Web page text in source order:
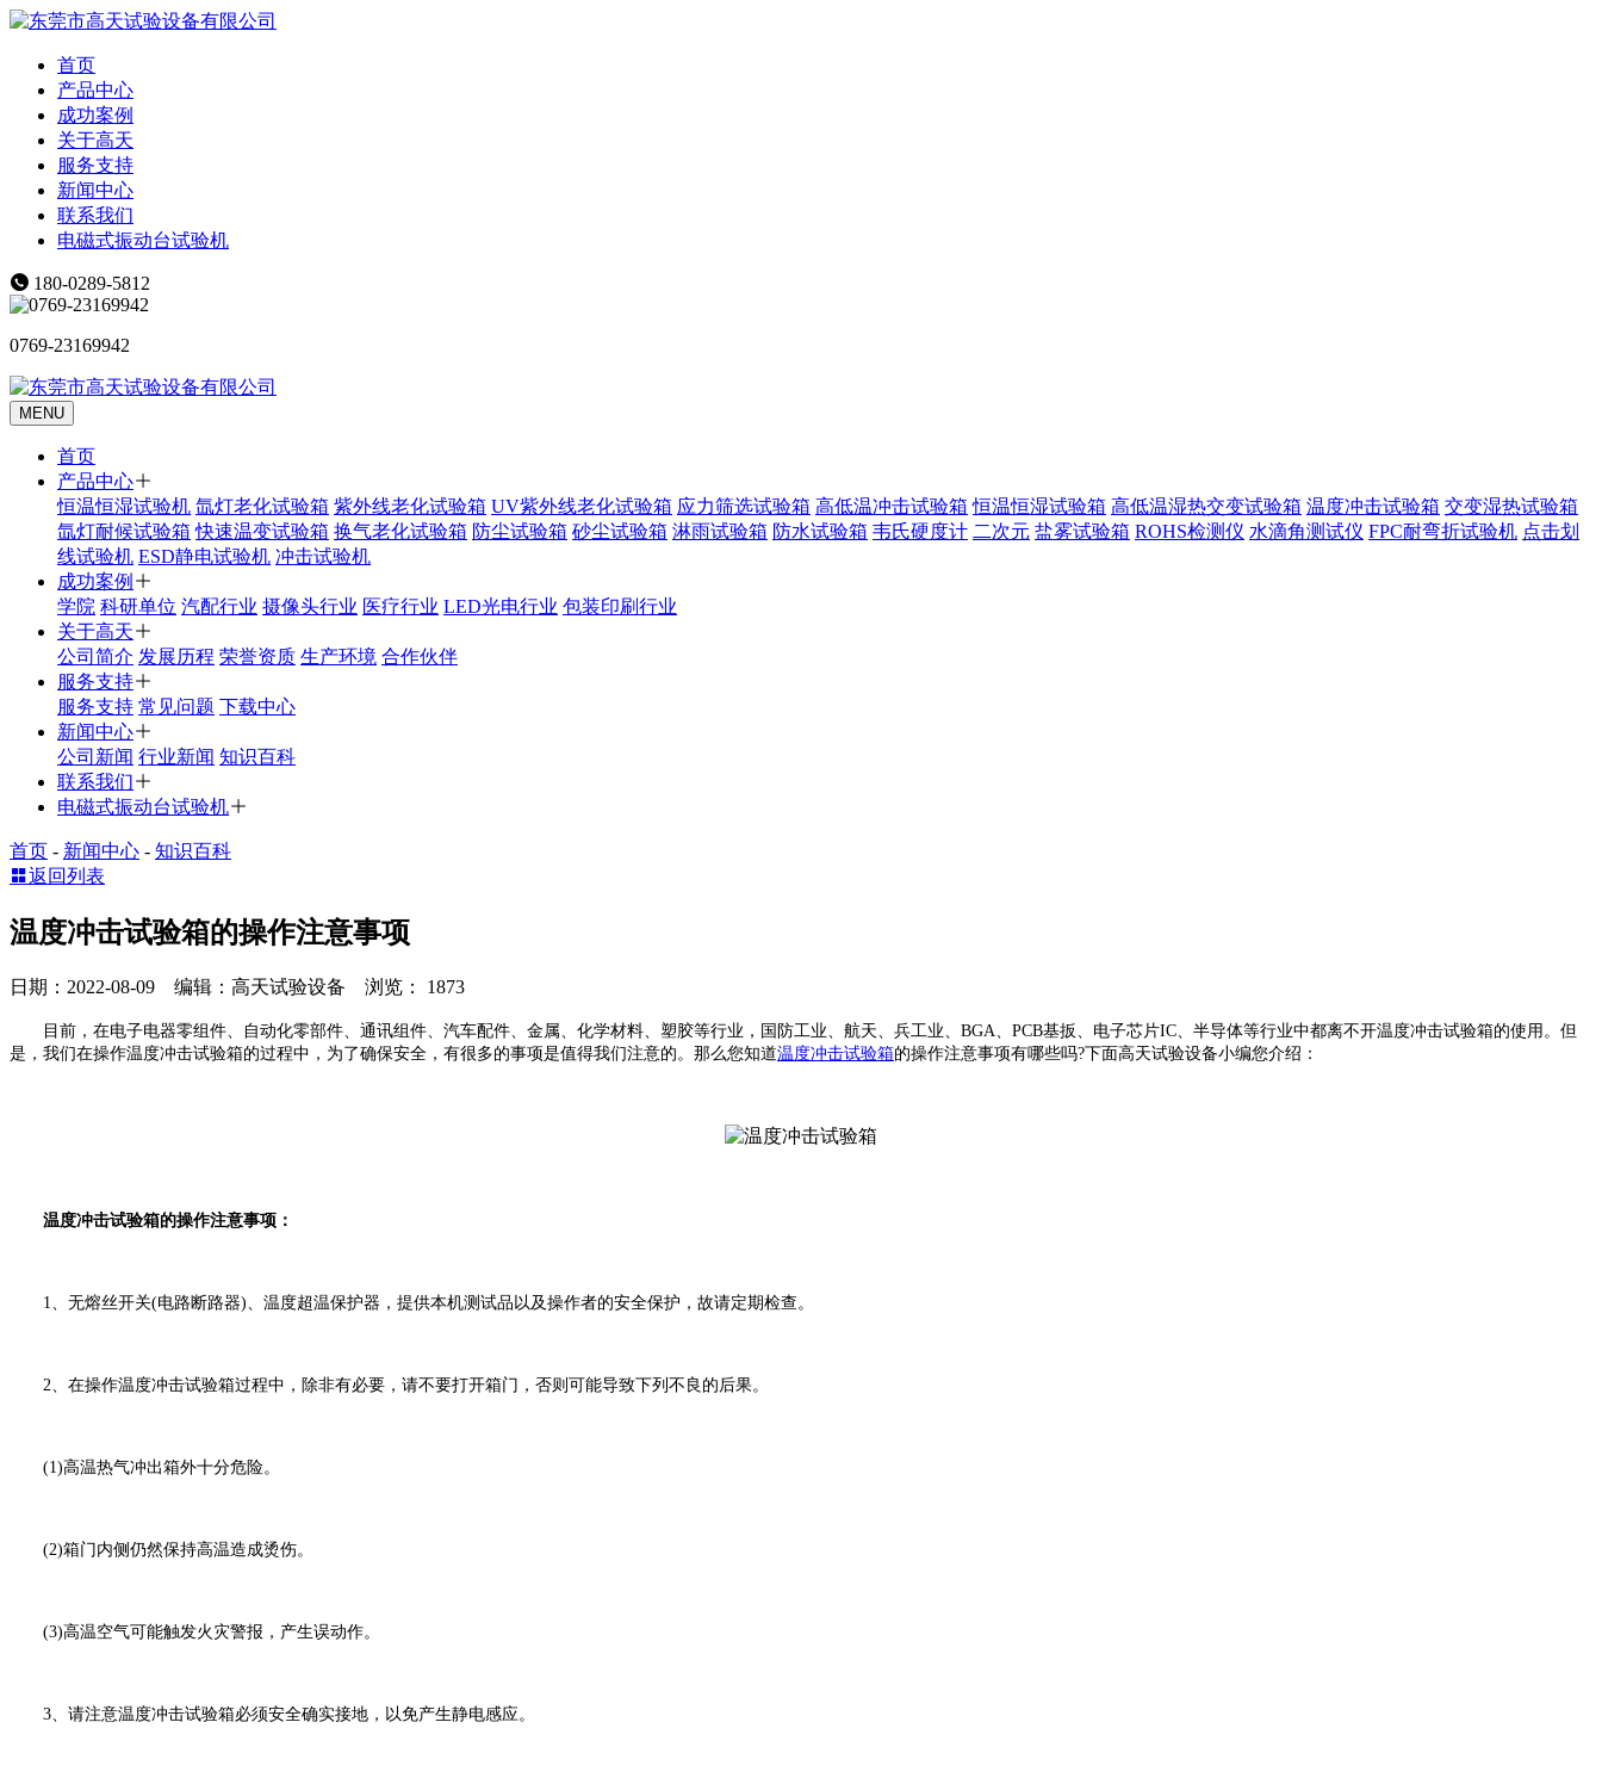
首页
产品中心
成功案例
关于高天
服务支持
新闻中心
联系我们
电磁式振动台试验机
180-0289-5812
0769-23169942
MENU
首页
产品中心
恒温恒湿试验机 氙灯老化试验箱 紫外线老化试验箱 UV紫外线老化试验箱 应力筛选试验箱 高低温冲击试验箱 恒温恒湿试验箱 高低温湿热交变试验箱 温度冲击试验箱 交变湿热试验箱
氙灯耐候试验箱 快速温变试验箱 换气老化试验箱 防尘试验箱 砂尘试验箱 淋雨试验箱 防水试验箱 韦氏硬度计 二次元 盐雾试验箱 ROHS检测仪 水滴角测试仪 FPC耐弯折试验机 点击划
线试验机 ESD静电试验机 冲击试验机
成功案例
学院 科研单位 汽配行业 摄像头行业 医疗行业 LED光电行业 包装印刷行业
关于高天
公司简介 发展历程 荣誉资质 生产环境 合作伙伴
服务支持
服务支持 常见问题 下载中心
新闻中心
公司新闻 行业新闻 知识百科
联系我们
电磁式振动台试验机
首页 - 新闻中心 - 知识百科
返回列表
温度冲击试验箱的操作注意事项
日期：2022-08-09 编辑：高天试验设备 浏览： 1873
目前，在电子电器零组件、自动化零部件、通讯组件、汽车配件、金属、化学材料、塑胶等行业，国防工业、航天、兵工业、BGA、PCB基扳、电子芯片IC、半导体等行业中都离不开温度冲击试验箱的使用。但
是，我们在操作温度冲击试验箱的过程中，为了确保安全，有很多的事项是值得我们注意的。那么您知道温度冲击试验箱的操作注意事项有哪些吗?下面高天试验设备小编您介绍：
温度冲击试验箱的操作注意事项：
1、无熔丝开关(电路断路器)、温度超温保护器，提供本机测试品以及操作者的安全保护，故请定期检查。
2、在操作温度冲击试验箱过程中，除非有必要，请不要打开箱门，否则可能导致下列不良的后果。
(1)高温热气冲出箱外十分危险。
(2)箱门内侧仍然保持高温造成烫伤。
(3)高温空气可能触发火灾警报，产生误动作。
3、请注意温度冲击试验箱必须安全确实接地，以免产生静电感应。